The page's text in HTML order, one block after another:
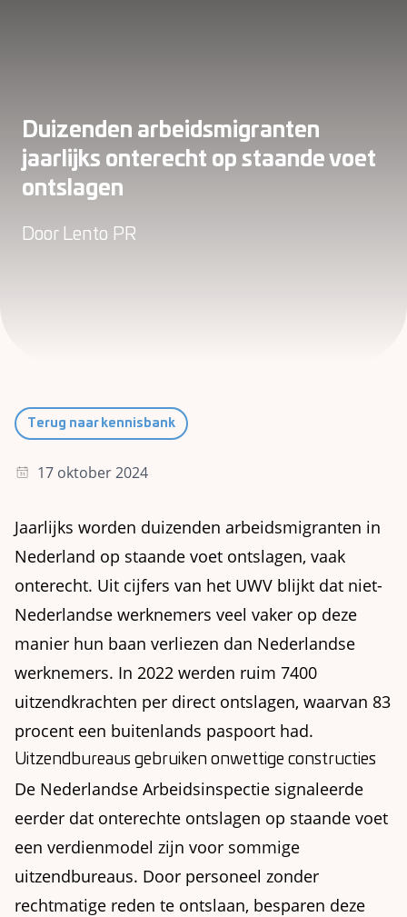
Duizenden arbeidsmigranten
jaarlijks onterecht op staande voet
ontslagen
Door Lento PR
Terug naar kennisbank
17 oktober 2024
Jaarlijks worden duizenden arbeidsmigranten in
Nederland op staande voet ontslagen, vaak
onterecht. Uit cijfers van het UWV blijkt dat niet-
Nederlandse werknemers veel vaker op deze
manier hun baan verliezen dan Nederlandse
werknemers. In 2022 werden ruim 7400
uitzendkrachten per direct ontslagen, waarvan 83
procent een buitenlands paspoort had.
Uitzendbureaus gebruiken onwettige constructies
De Nederlandse Arbeidsinspectie signaleerde
eerder dat onterechte ontslagen op staande voet
een verdienmodel zijn voor sommige
uitzendbureaus. Door personeel zonder
rechtmatige reden te ontslaan, besparen deze